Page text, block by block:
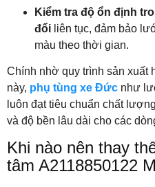
Kiểm tra độ ổn định
đổi liên tục, đảm bảo
màu theo thời gian.
Chính nhờ quy trình sản xuất
này, phụ tùng xe Đức như
luôn đạt tiêu chuẩn chất
và độ bền lâu dài cho các
Khi nào nên thay
tâm A2118850122